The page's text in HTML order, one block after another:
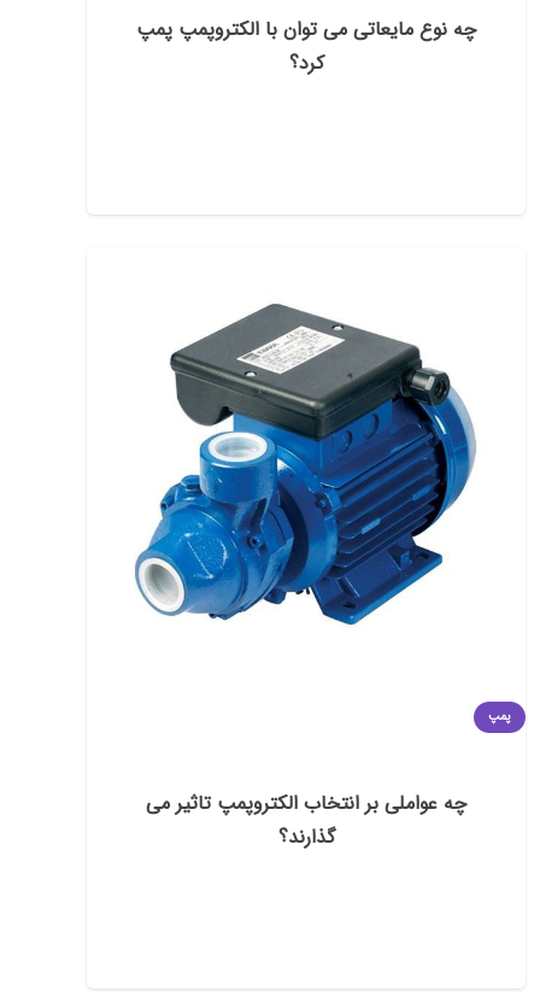
چه نوع مایعاتی می توان با الکتروپمپ پمپ
کرد؟
پمپ
چه عواملی بر انتخاب الکتروپمپ تاثیر می
گذارند؟